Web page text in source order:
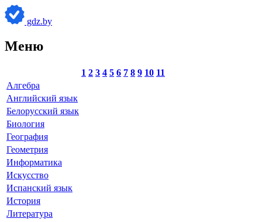
gdz.by
Меню
1 2 3 4 5 6 7 8 9 10 11
Алгебра
Английский язык
Белорусский язык
Биология
География
Геометрия
Информатика
Искусство
Испанский язык
История
Литература